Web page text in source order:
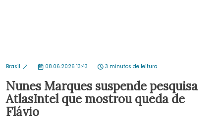
Brasil 08.06.2026 13:43 3 minutos de leitura
Nunes Marques suspende pesquisa
AtlasIntel que mostrou queda de
Flávio